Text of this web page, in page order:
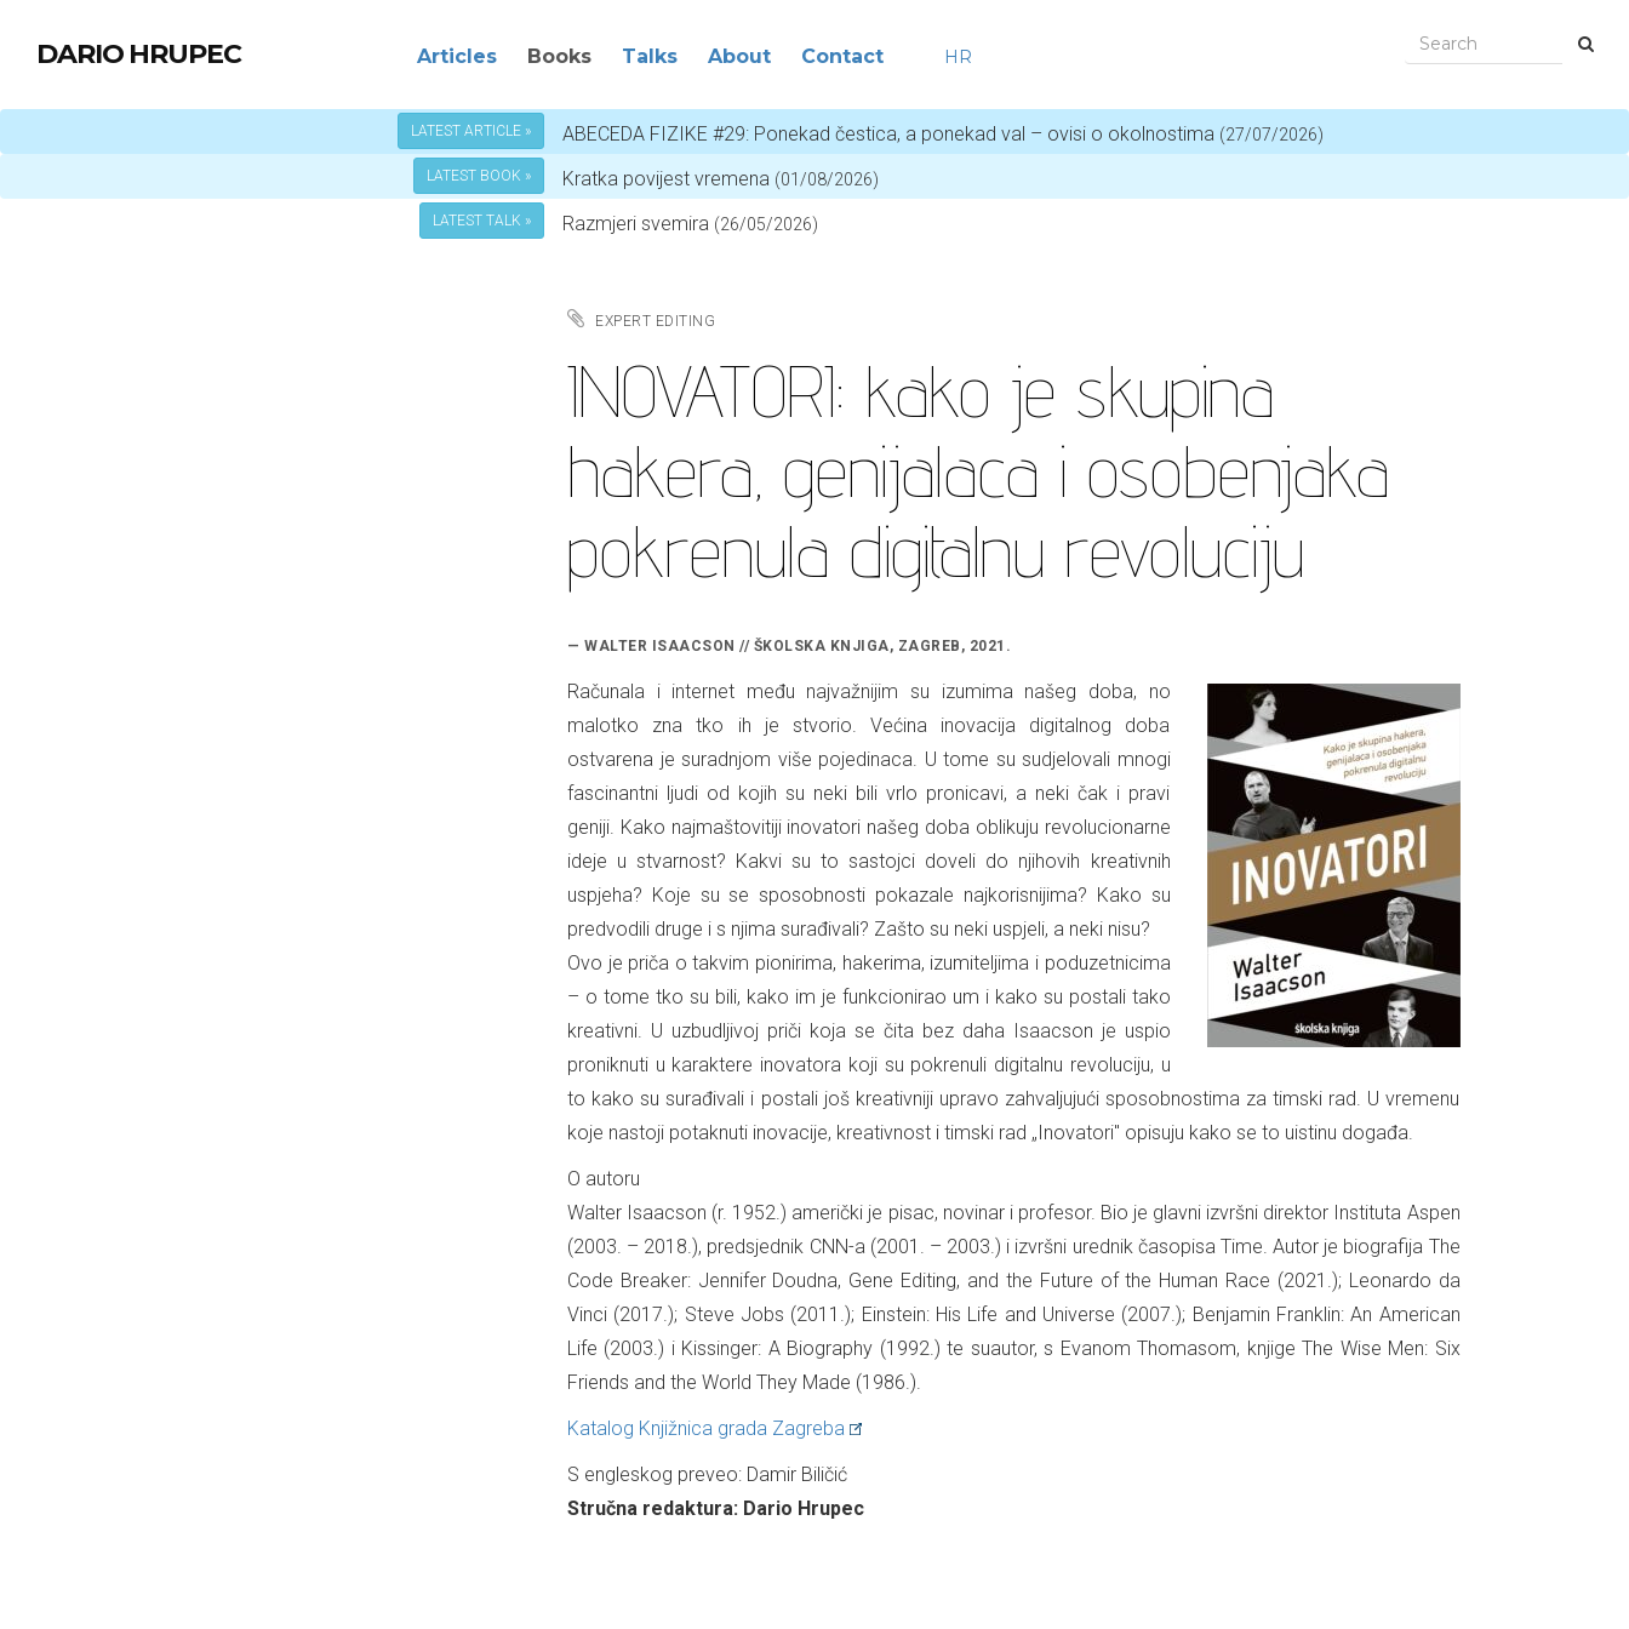
DARIO HRUPEC Articles Books Talks About Contact HR
LATEST ARTICLE » ABECEDA FIZIKE #29: Ponekad čestica, a ponekad val – ovisi o okolnostima (27/07/2026)
LATEST BOOK » Kratka povijest vremena (01/08/2026)
LATEST TALK » Razmjeri svemira (26/05/2026)
EXPERT EDITING
INOVATORI: kako je skupina
hakera, genijalaca i osobenjaka
pokrenula digitalnu revoluciju
— WALTER ISAACSON // ŠKOLSKA KNJIGA, ZAGREB, 2021.
Računala i internet među najvažnijim su izumima našeg doba, no
malotko zna tko ih je stvorio. Većina inovacija digitalnog doba
ostvarena je suradnjom više pojedinaca. U tome su sudjelovali mnogi
fascinantni ljudi od kojih su neki bili vrlo pronicavi, a neki čak i pravi
geniji. Kako najmaštovitiji inovatori našeg doba oblikuju revolucionarne
ideje u stvarnost? Kakvi su to sastojci doveli do njihovih kreativnih
uspjeha? Koje su se sposobnosti pokazale najkorisnijima? Kako su
predvodili druge i s njima surađivali? Zašto su neki uspjeli, a neki nisu?
Ovo je priča o takvim pionirima, hakerima, izumiteljima i poduzetnicima
– o tome tko su bili, kako im je funkcionirao um i kako su postali tako
kreativni. U uzbudljivoj priči koja se čita bez daha Isaacson je uspio
proniknuti u karaktere inovatora koji su pokrenuli digitalnu revoluciju, u
to kako su surađivali i postali još kreativniji upravo zahvaljujući sposobnostima za timski rad. U vremenu
koje nastoji potaknuti inovacije, kreativnost i timski rad „Inovatori" opisuju kako se to uistinu događa.
O autoru
Walter Isaacson (r. 1952.) američki je pisac, novinar i profesor. Bio je glavni izvršni direktor Instituta Aspen
(2003. – 2018.), predsjednik CNN-a (2001. – 2003.) i izvršni urednik časopisa Time. Autor je biografija The
Code Breaker: Jennifer Doudna, Gene Editing, and the Future of the Human Race (2021.); Leonardo da
Vinci (2017.); Steve Jobs (2011.); Einstein: His Life and Universe (2007.); Benjamin Franklin: An American
Life (2003.) i Kissinger: A Biography (1992.) te suautor, s Evanom Thomasom, knjige The Wise Men: Six
Friends and the World They Made (1986.).
Katalog Knjižnica grada Zagreba
S engleskog preveo: Damir Biličić
Stručna redaktura: Dario Hrupec